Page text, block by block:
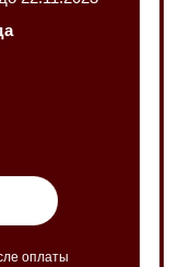
оплаты